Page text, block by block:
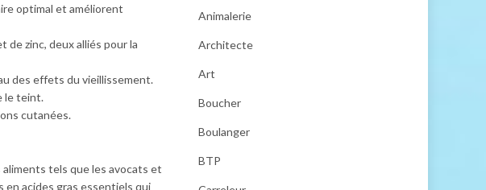
optimal et améliorent
zinc, deux alliés pour la
des effets du vieillissement.
le teint.
cutanées.
aliments tels que les avocats et
en acides gras essentiels qui
Animalerie
Architecte
Art
Boucher
Boulanger
BTP